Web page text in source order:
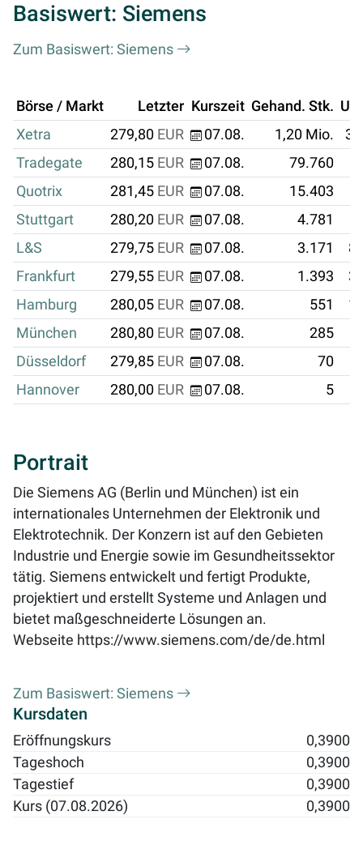
Basiswert: Siemens
Zum Basiswert: Siemens
Börse / Markt Letzter Kurszeit Gehand. Stk.
Xetra
279,80 EUR 07.08. 1,20 Mio.
Tradegate
280,15 EUR 07.08. 79.760
Quotrix
281,45 EUR 07.08. 15.403
Stuttgart
280,20 EUR 07.08. 4.781
L&S
279,75 EUR 07.08. 3.171
Frankfurt
279,55 EUR 07.08. 1.393
Hamburg
280,05 EUR 07.08. 551
München
280,80 EUR 07.08. 285
Düsseldorf
279,85 EUR 07.08. 70
Hannover
280,00 EUR 07.08. 5
Portrait
Die Siemens AG (Berlin und München) ist ein
internationales Unternehmen der Elektronik und
Elektrotechnik. Der Konzern ist auf den Gebieten
Industrie und Energie sowie im Gesundheitssektor
tätig. Siemens entwickelt und fertigt Produkte,
projektiert und erstellt Systeme und Anlagen und
bietet maßgeschneiderte Lösungen an.
Webseite https://www.siemens.com/de/de.html
Zum Basiswert: Siemens
Kursdaten
Eröffnungskurs
0,3900
Tageshoch
0,3900
Tagestief
0,3900
Kurs (07.08.2026)
0,3900